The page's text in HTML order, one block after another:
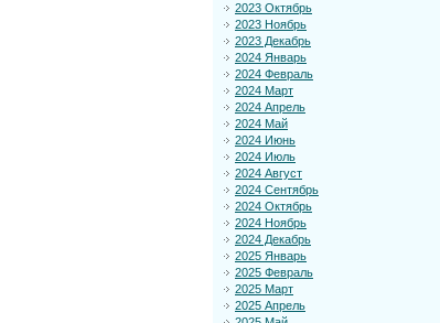
2023 Октябрь
2023 Ноябрь
2023 Декабрь
2024 Январь
2024 Февраль
2024 Март
2024 Апрель
2024 Май
2024 Июнь
2024 Июль
2024 Август
2024 Сентябрь
2024 Октябрь
2024 Ноябрь
2024 Декабрь
2025 Январь
2025 Февраль
2025 Март
2025 Апрель